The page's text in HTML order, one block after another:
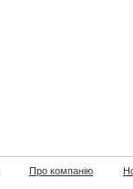
Про компанію